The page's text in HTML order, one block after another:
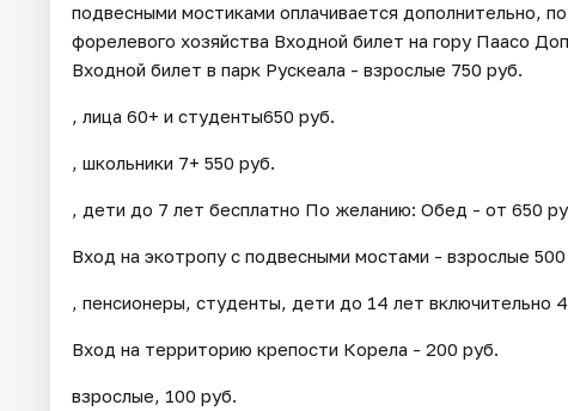
подвесными мостиками оплачивается дополнительно,
форелевого хозяйства Входной билет на гору Паасо
Входной билет в парк Рускеала - взрослые 750 руб.
, лица 60+ и студенты650 руб.
, школьники 7+ 550 руб.
, дети до 7 лет бесплатно По желанию: Обед - от 650
Вход на экотропу с подвесными мостами - взрослые 500
, пенсионеры, студенты, дети до 14 лет включительно
Вход на территорию крепости Корела - 200 руб.
взрослые, 100 руб.